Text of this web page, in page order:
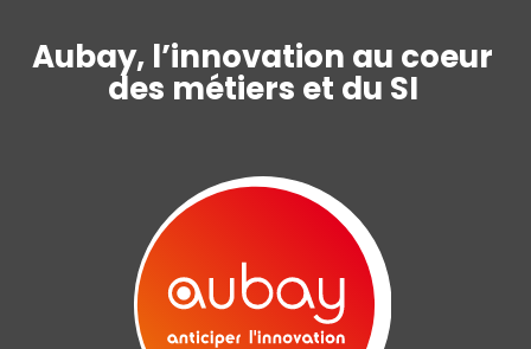
Aubay, l’innovation au coeur
des métiers et du SI